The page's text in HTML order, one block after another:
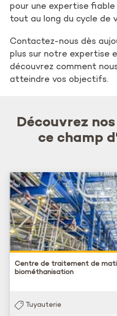
pour une expertise
tout au long du cycle de
Contactez-nous dès
plus sur notre expertise
découvrez comment
atteindre vos objectifs.
Découvrez
ce champ
Centre de traitement de
biométhanisation
Tuyauterie